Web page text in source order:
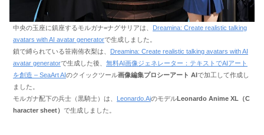
中央の玉座に鎮座するモルガナ=ナグサリアは、 Dreamina: Create realistic talking
avatars with AI avatar generatorで生成しました。
鎖で縛られている笹南侑衣梨は、 Dreamina: Create realistic talking avatars with AI
avatar generatorで生成した後、 無料AI画像ジェネレーター：テキストでAIアート
を創造 – SeaArt AIのクイックツール画像編集プロシーアート AIで加工して作成し
ました。
モルガナ配下の兵士（黒騎士）は、 Leonardo.AiのモデルLeonardo Anime XL（C
haracter sheet） で生成しました。